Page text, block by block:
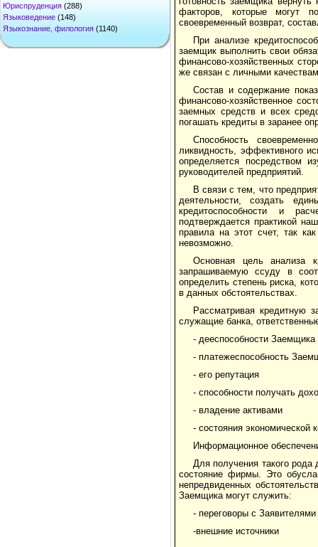
Юриспруденция (288)
Языковедение (148)
Языкознание, филология (1140)
факторов, которые могут
своевременный возврат,
При анализе
заемщик выполнить свои
финансово-хозяйственных
же связан с личными
Состав и содержание
финансово-хозяйственное
заемных средств и всех
погашать кредиты в заранее
Способность
ликвидность, эффективного
определяется посредством
руководителей предприятий.
В связи с тем, что
деятельности, создать
кредитоспособности и
подтверждается практикой
правила на этот счет, так
невозможно.
Основная цель анализа
запрашиваемую ссуду в
определить степень риска,
в данных обстоятельствах.
Рассматривая кредитную
служащие банка,
- дееспособности Заемщика
- платежеспособность
- его репутация
- способности получать
- владение активами
- состояния экономической
Информационное
Для получения такого
состояние фирмы. Это
непредвиденных
Заемщика могут служить:
- переговоры с Заявителями
-внешние источники